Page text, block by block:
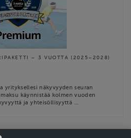
– 3 VUOTTA (2025–2028)
yrityksellesi näkyvyyden seuran
käynnistää kolmen vuoden
ja yhteisöllisyyttä …